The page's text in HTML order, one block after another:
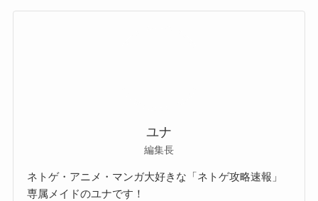
ユナ
編集長
ネトゲ・アニメ・マンガ大好きな「ネトゲ攻略速報」
専属メイドのユナです！